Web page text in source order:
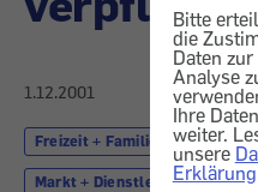
Bitte
die
Daten
Analyse
Ihre
weiter.
unsere
Erklärung
1.12.2001
Freizeit + Familie
Markt + Dienstleistung